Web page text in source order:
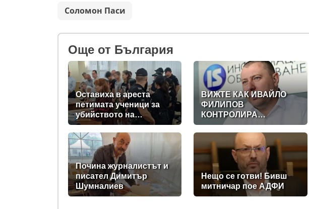
Соломон Паси
Oще от България
Оставиха в ареста
петимата ученици за
убийството на
Младежкия хълм:
Измъчвали Георги час,
гаврили се с него и го
обрали
ВИЖТЕ КАК ИВАЙЛО
ФИЛИПОВ
КОНТРОЛИРА
ДИГИТАЛНАТА
ДЪРЖАВА ЗАД ГЪРБА
НА
ПРАВИТЕЛСТВОТО?
(РАЗСЛЕДВАНЕ)
Почина журналистът и
писател Димитър
Шумналиев
Нещо се готви! Бивш
митничар пое АДФИ